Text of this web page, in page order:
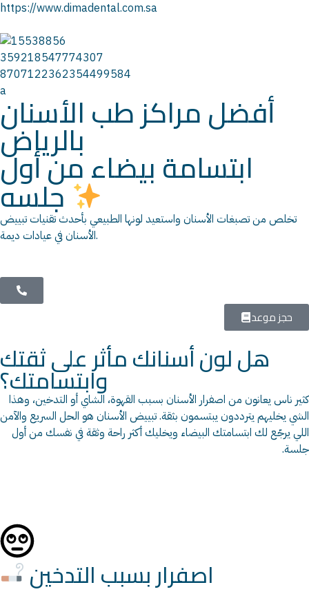
https://www.dimadental.com.sa
أفضل مراكز طب الأسنان
بالرياض
ابتسامة بيضاء من أول
تخلص من تصبغات الأسنان واستعيد لونها الطبيعي بأحدث تقنيات تبييض
الأسنان في عيادات ديمة.
حجز موعد
هل لون أسنانك مأثر على ثقتك
وابتسامتك؟
كثير ناس يعانون من اصفرار الأسنان بسبب القهوة، الشاي أو التدخين، وهذا
الشي يخليهم يترددون يبتسمون بثقة. تبييض الأسنان هو الحل السريع والآمن
اللي يرجّع لك ابتسامتك البيضاء ويخليك أكثر راحة وثقة في نفسك من أول
جلسة.
اصفرار بسبب التدخين